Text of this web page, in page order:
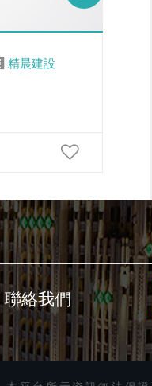
精晨建設
聯絡我們